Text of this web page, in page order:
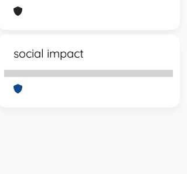
social impact